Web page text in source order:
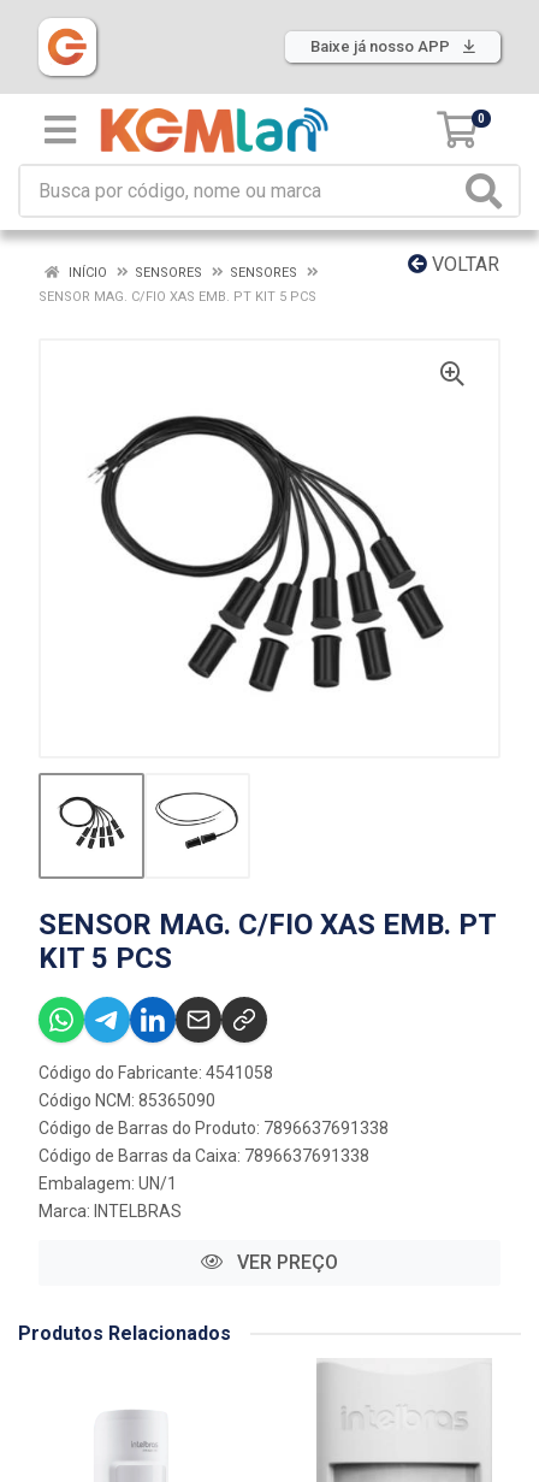
Baixe já nosso APP
0
VOLTAR
INÍCIO SENSORES
SENSORES
SENSOR MAG. C/FIO XAS EMB. PT KIT 5 PCS
SENSOR MAG. C/FIO XAS EMB. PT
KIT 5 PCS
Código do Fabricante: 4541058
Código NCM: 85365090
Código de Barras do Produto: 7896637691338
Código de Barras da Caixa: 7896637691338
Embalagem: UN/1
Marca: INTELBRAS
VER PREÇO
Produtos Relacionados